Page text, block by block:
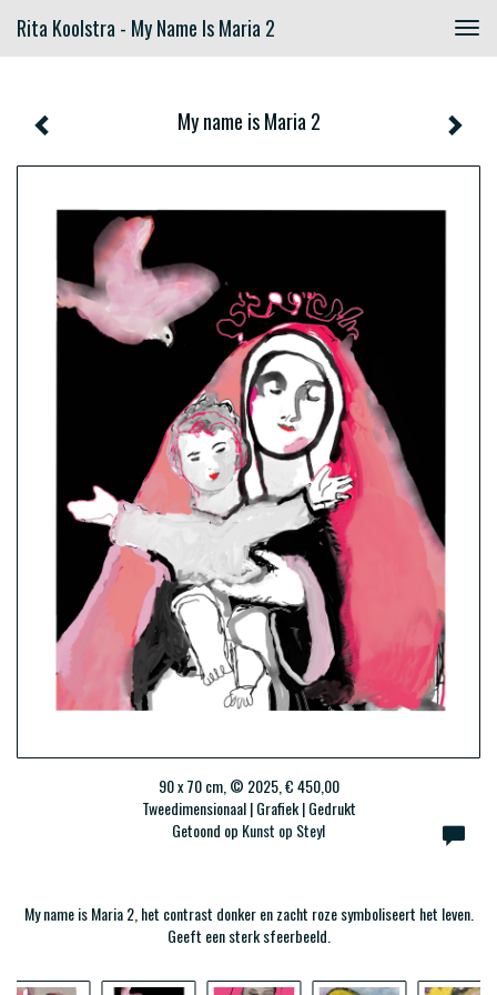
Rita Koolstra - My Name Is Maria 2
My name is Maria 2
90 x 70 cm, © 2025, € 450,00
Tweedimensionaal | Grafiek | Gedrukt
Getoond op Kunst op Steyl
My name is Maria 2, het contrast donker en zacht roze symboliseert het leven.
Geeft een sterk sfeerbeeld.